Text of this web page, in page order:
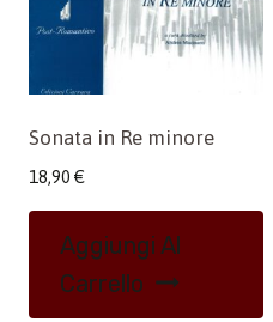
Sonata in Re minore
18,90 €
Aggiungi Al
Carrello